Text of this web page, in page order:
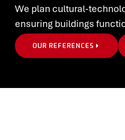
We plan cultural-
ensuring buildings
OUR REFERENCES